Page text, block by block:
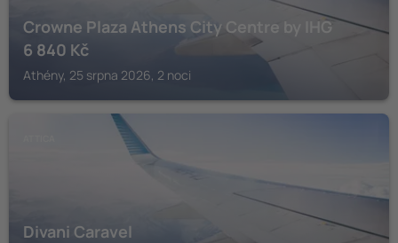
Crowne Plaza Athens City Centre by IHG
6 840 Kč
Athény, 25 srpna 2026, 2 noci
Divani Caravel